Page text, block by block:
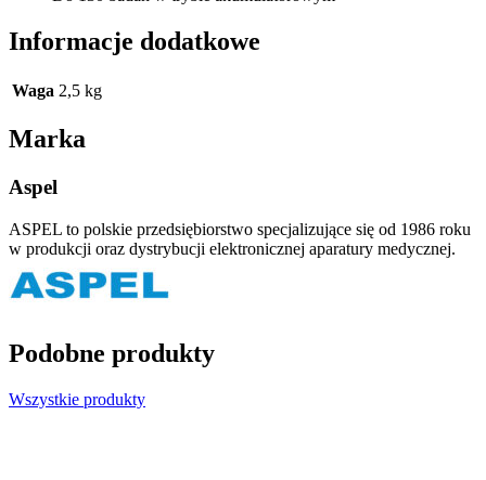
Informacje dodatkowe
Waga 2,5 kg
Marka
Aspel
ASPEL to polskie przedsiębiorstwo specjalizujące się od 1986 roku
w produkcji oraz dystrybucji elektronicznej aparatury medycznej.
Podobne produkty
Wszystkie produkty